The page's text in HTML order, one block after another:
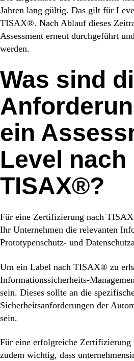
Jahren lang gültig. Das gilt für
TISAX®. Nach Ablauf dieses
Assessment erneut durchgeführt
werden.
Was sind
ein
Level nach
TISAX®?
Für eine Zertifizierung nach
Ihr Unternehmen die relevanten
Prototypenschutz- und
Um ein Label nach TISAX® zu
Informationssicherheits-
sein. Dieses sollte an die
Sicherheitsanforderungen der
sein.
Für eine erfolgreiche
zudem wichtig, dass